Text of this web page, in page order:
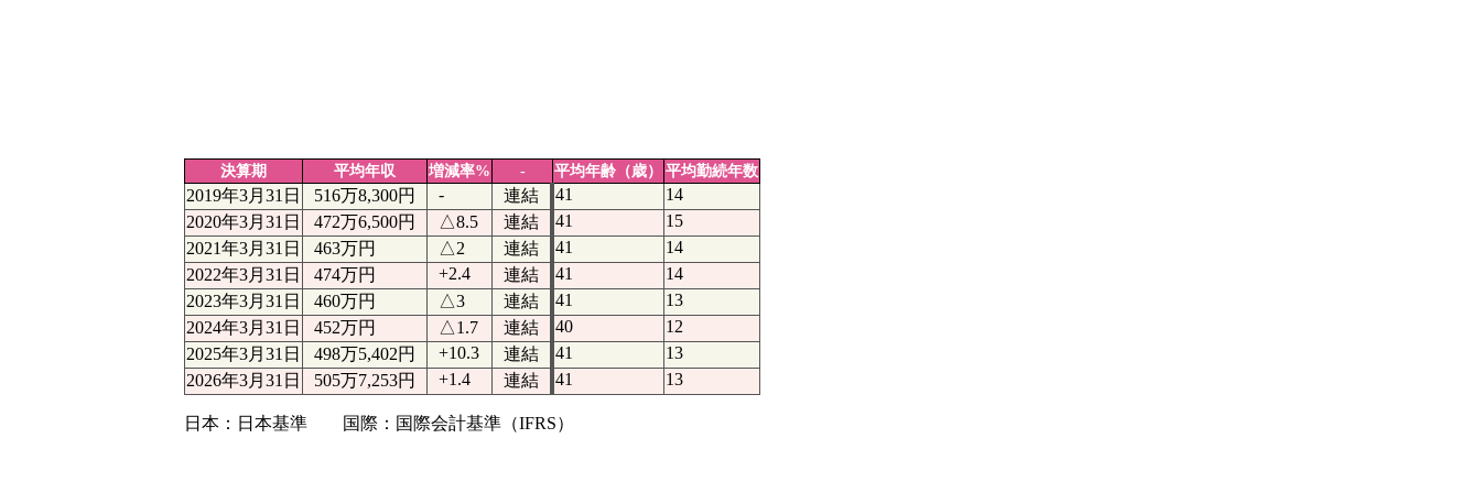
決算期 平均年収 増減率% - 平均年齢（歳） 平均勤続年数
2019年3月31日 516万8,300円 - 連結 41
14
2020年3月31日
472万6,500円 △8.5 連結 41
15
2021年3月31日
463万円 △2 連結 41
14
2022年3月31日
474万円 +2.4 連結 41
14
2023年3月31日
460万円 △3 連結 41
13
2024年3月31日
452万円 △1.7 連結 40
12
2025年3月31日
498万5,402円 +10.3 連結 41
13
2026年3月31日
505万7,253円 +1.4 連結 41 13
日本：日本基準 国際：国際会計基準（IFRS）